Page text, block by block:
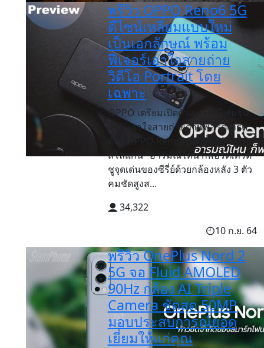
พรีวิว OPPO Reno6 5G
ดีไซน์เหลี่ยมแบบใหม่
เป็นเอกลักษณ์ พร้อม
ฟีเจอร์เอาใจสายถ่าย
วิดีโอ Portrait โดย
เฉพาะ
OPPO เตรียมเปิดตัวสมาร์ทโฟนรุ่น
ใหม่ เอาใจสายถ่ายภาพพอร์ตเทรต
ด้วย OPPO Reno6 5G ที่มากับ
สโลแกน "อารมณ์ไหน ก็พอร์ตเทรต"
ชูจุดเด่นของซีรี่ย์ด้วยกล้องหลัง 3 ตัว
คมชัดสูงส...
34,322
10 ก.ย. 64
พรีวิว OnePlus Nord 2
5G จอ Fluid AMOLED
90Hz กล้อง AI Triple
Camera ชัดสุด 50MP
มอบประสบการณ์ยอด
เยี่ยมให้แก่คุณ